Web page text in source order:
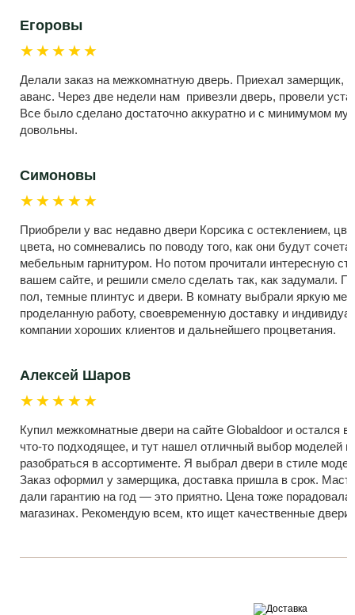
Егоровы
★★★★★
Делали заказ на межкомнатную дверь. Приехал замерщик,
аванс. Через две недели нам привезли дверь, провели
Все было сделано достаточно аккуратно и с минимумом
довольны.
Симоновы
★★★★★
Приобрели у вас недавно двери Корсика с остеклением,
цвета, но сомневались по поводу того, как они будут
мебельным гарнитуром. Но потом прочитали интересную
вашем сайте, и решили смело сделать так, как задумали.
пол, темные плинтус и двери. В комнату выбрали яркую
проделанную работу, своевременную доставку и
компании хороших клиентов и дальнейшего процветания.
Алексей Шаров
★★★★★
Купил межкомнатные двери на сайте Globaldoor и остался в
что-то подходящее, и тут нашел отличный выбор моделей
разобраться в ассортименте. Я выбрал двери в стиле
Заказ оформил у замерщика, доставка пришла в срок.
дали гарантию на год — это приятно. Цена тоже
магазинах. Рекомендую всем, кто ищет качественные